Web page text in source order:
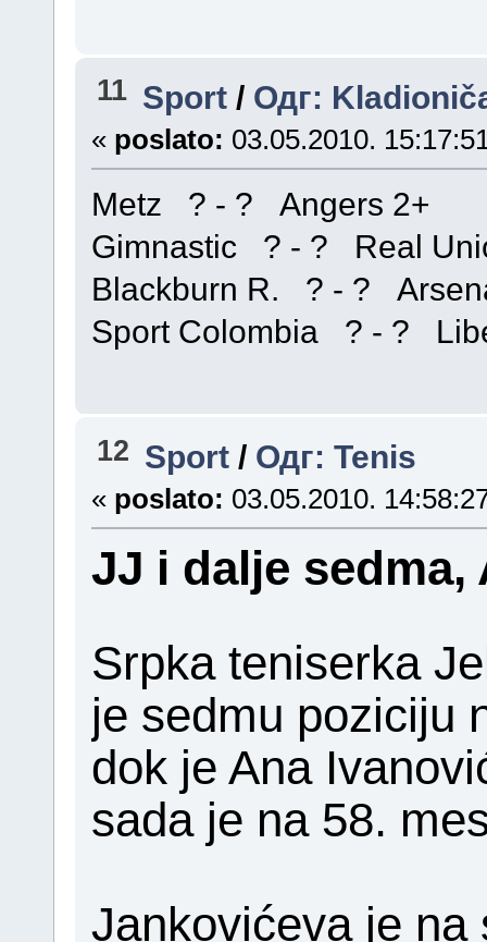
11 Sport / Одг:
« poslato: 03.05.2010.
Metz ? - ? Angers 2+
Gimnastic ? - ? Real
Blackburn R. ? - ?
Sport Colombia ? - ?
12 Sport / Одг: Tenis
« poslato: 03.05.2010.
JJ i dalje sedma,
Srpka teniserka
je sedmu poziciju
dok je Ana
sada je na 58.
Jankovićeva je